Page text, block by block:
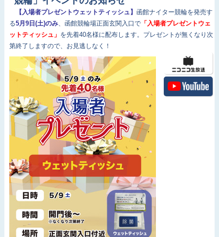
【入場者プレゼントウェットティッシュ】 函館ナイター競輪を発売す
る5月9日(土)のみ、函館競輪場正面玄関入口で「入場者プレゼントウェ
ットティッシュ」 を先着40名様に配布します。プレゼントが無くなり次
第終了しますので、お見逃しなく！